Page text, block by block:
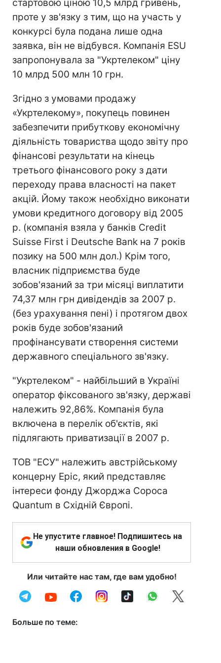
стартовою ціною 10,5 млрд гривень,
проте у зв'язку з тим, що на участь у
конкурсі була подана лише одна
заявка, він не відбувся. Компанія ESU
запропонувала за "Укртелеком" ціну
10 млрд 500 млн 10 грн.
Згідно з умовами продажу
«Укртелекому», покупець повинен
забезпечити прибуткову економічну
діяльність товариства щодо звіту про
фінансові результати на кінець
третього фінансового року з дати
переходу права власності на пакет
акцій. Йому також необхідно виконати
умови кредитного договору від 2005
р. (компанія взяла у банків Credit
Suisse First і Deutsche Bank на 7 років
позику на 500 млн дол.) Крім того,
власник підприємства буде
зобов'язаний за три місяці виплатити
74,37 млн грн дивідендів за 2007 р.
(без урахування пені) і протягом двох
років буде зобов'язаний
профінансувати створення системи
державного спеціального зв'язку.
"Укртелеком" - найбільший в Україні
оператор фіксованого зв'язку, державі
належить 92,86%. Компанія була
включена в перелік об'єктів, які
підлягають приватизації в 2007 р.
ТОВ "ЕСУ" належить австрійському
концерну Epic, який представляє
інтереси фонду Джорджа Сороса
Quantum в Східній Європі.
Не упустите главное! Подпишитесь на
наши обновления в Google!
Или читайте нас там, где вам удобно!
Больше по теме: